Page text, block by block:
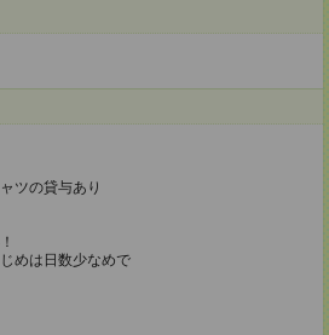
ツの貸与あり
めは日数少なめで